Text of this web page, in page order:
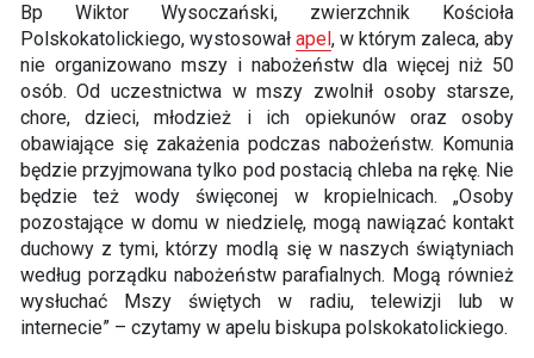
Bp Wiktor Wysoczański, zwierzchnik Kościoła
Polskokatolickiego, wystosował apel , w którym zaleca, aby
nie organizowano mszy i nabożeństw dla więcej niż 50
osób. Od uczestnictwa w mszy zwolnił osoby starsze,
chore, dzieci, młodzież i ich opiekunów oraz osoby
obawiające się zakażenia podczas nabożeństw. Komunia
będzie przyjmowana tylko pod postacią chleba na rękę. Nie
będzie też wody święconej w kropielnicach. „Osoby
pozostające w domu w niedzielę, mogą nawiązać kontakt
duchowy z tymi, którzy modlą się w naszych świątyniach
według porządku nabożeństw parafialnych. Mogą również
wysłuchać Mszy świętych w radiu, telewizji lub w
internecie” – czytamy w apelu biskupa polskokatolickiego.